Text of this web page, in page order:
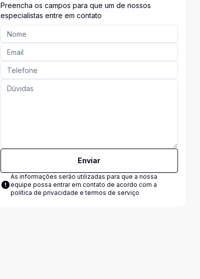
Preencha os campos para que um de nossos
especialistas entre em contato
Enviar
As informações serão utilizadas para que a nossa
equipe possa entrar em contato de acordo com a
política de privacidade e termos de serviço